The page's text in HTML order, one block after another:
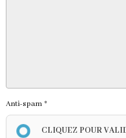
Anti-spam
CLIQUEZ POUR